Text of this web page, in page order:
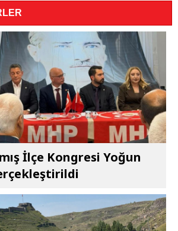
İlçe Kongresi Yoğun